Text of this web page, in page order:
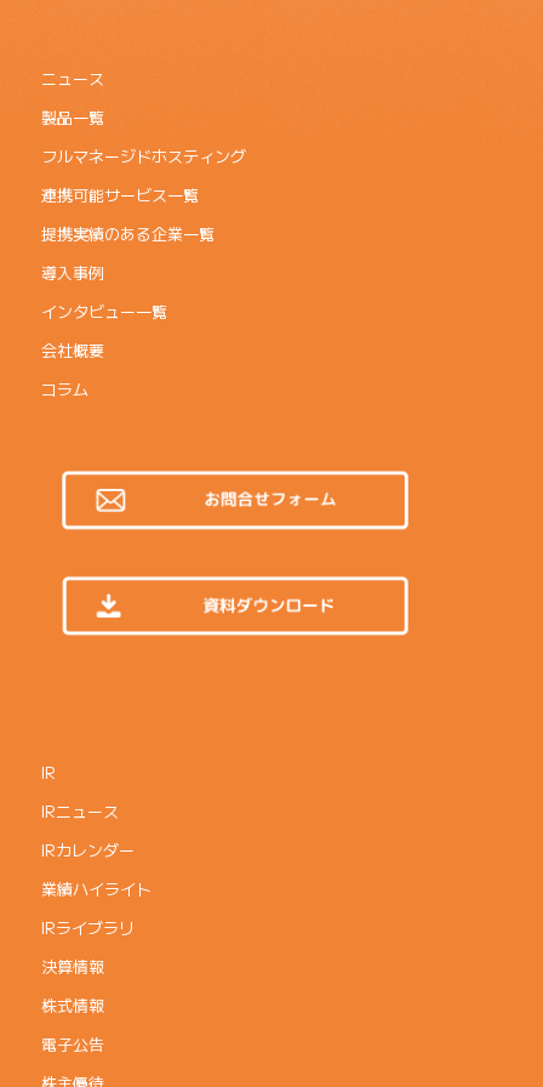
ニュース
製品一覧
フルマネージドホスティング
連携可能サービス一覧
提携実績のある企業一覧
導入事例
インタビュー一覧
会社概要
コラム
IR
IRニュース
IRカレンダー
業績ハイライト
IRライブラリ
決算情報
株式情報
電子公告